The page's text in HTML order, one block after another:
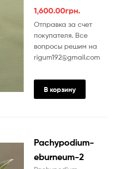
1,600.00грн.
Отправка за счет
покупателя. Все
вопросы решим на
rigum192@gmail.com
В корзину
Pachypodium-
eburneum-2